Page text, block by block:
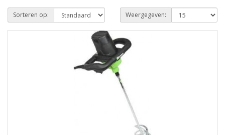
Sorteren op: Weergegeven: